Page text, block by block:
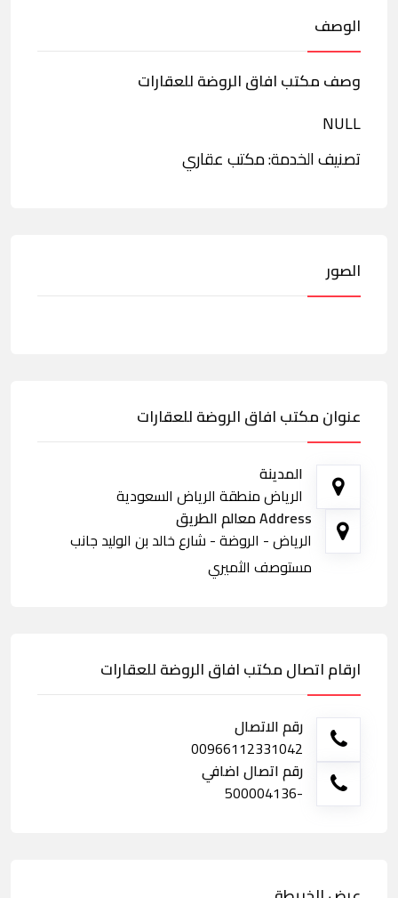
الوصف
وصف مكتب افاق الروضة للعقارات
NULL
تصنيف الخدمة: مكتب عقاري
الصور
عنوان مكتب افاق الروضة للعقارات
المدينة
الرياض منطقة الرياض السعودية
Address معالم الطريق
الرياض - الروضة - شارع خالد بن الوليد جانب
مستوصف الثميري
ارقام اتصال مكتب افاق الروضة للعقارات
رقم الاتصال
00966112331042
رقم اتصال اضافي
-500004136